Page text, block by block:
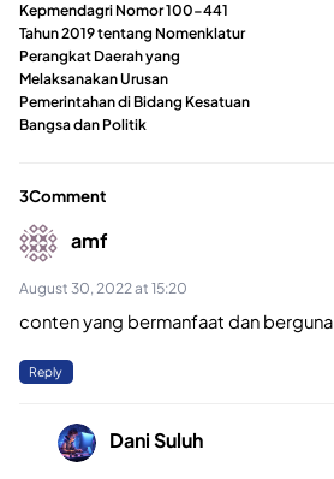
Kepmendagri Nomor 100-441
Tahun 2019 tentang Nomenklatur
Perangkat Daerah yang
Melaksanakan Urusan
Pemerintahan di Bidang Kesatuan
Bangsa dan Politik
3Comment
amf
August 30, 2022 at 15:20
conten yang bermanfaat dan berguna
Reply
Dani Suluh